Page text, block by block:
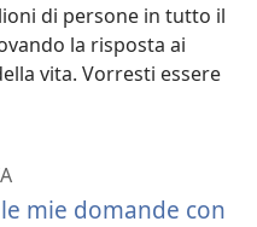
di persone in tutto il
la risposta ai
vita. Vorresti essere
mie domande con